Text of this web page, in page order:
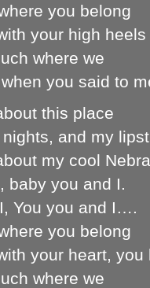
you belong
your high heels
where we
you said to
this place
and my
my cool
baby you and I.
You you and I….
you belong
your heart,
where we